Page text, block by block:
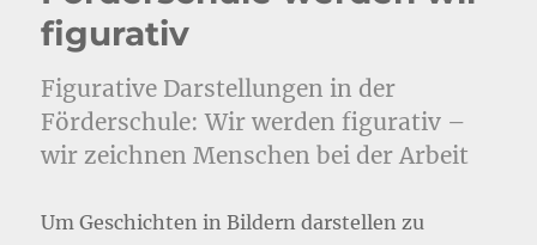
figurativ
Figurative Darstellungen in der
Förderschule: Wir werden figurativ –
wir zeichnen Menschen bei der Arbeit
Um Geschichten in Bildern darstellen zu